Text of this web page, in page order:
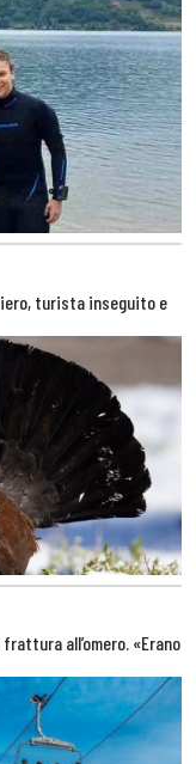
turista inseguito e
all’omero. «Erano